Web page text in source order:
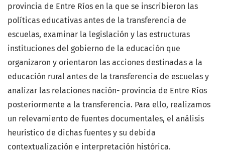
provincia de Entre Ríos en la que se inscribieron las
políticas educativas antes de la transferencia de
escuelas, examinar la legislación y las estructuras
instituciones del gobierno de la educación que
organizaron y orientaron las acciones destinadas a la
educación rural antes de la transferencia de escuelas y
analizar las relaciones nación- provincia de Entre Ríos
posteriormente a la transferencia. Para ello, realizamos
un relevamiento de fuentes documentales, el análisis
heurístico de dichas fuentes y su debida
contextualización e interpretación histórica.